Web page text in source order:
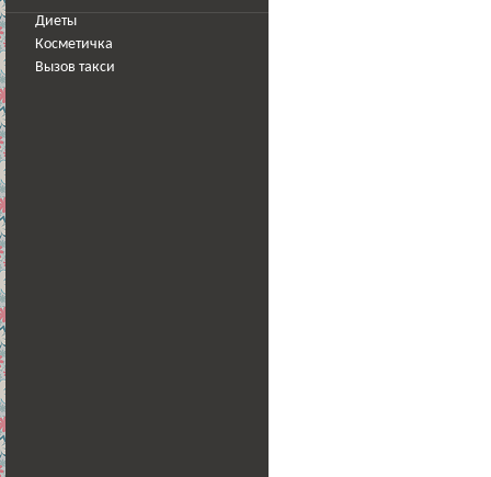
Диеты
Косметичка
Вызов такси